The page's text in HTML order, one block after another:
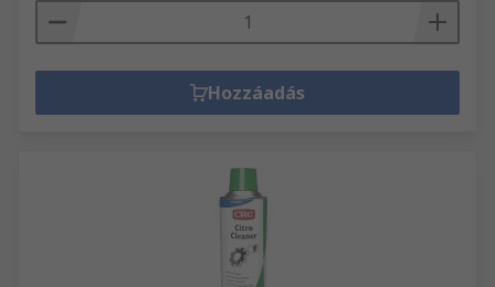
Hozzáadás